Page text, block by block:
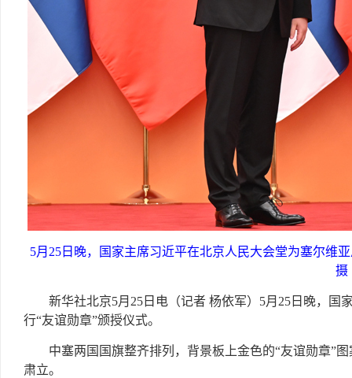
5月25日晚，国家主席习近平在北京人民大会堂为塞尔维
摄
新华社北京5月25日电（记者 杨依军）5月25日晚，
行“友谊勋章”颁授仪式。
中塞两国国旗整齐排列，背景板上金色的“友谊勋章”
肃立。